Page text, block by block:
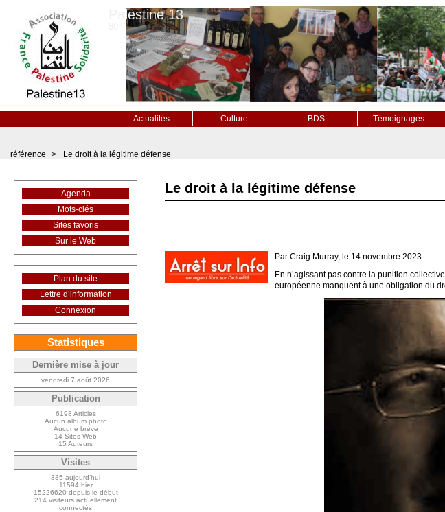
Palestine 13
Actualités Culture BDS Témoignages
référence
> Le droit à la légitime défense
Le droit à la légitime défense
Par Craig Murray, le 14 novembre 2023
En n’agissant pas contre la punition
européenne manquent à une obligation du
Agenda
Mots-clés
Sites favoris
Sur le Web
Plan du site
Lettre d’information
Connexion
Statistiques
Dernière mise à jour
vendredi 7 août 2026
Publication
6198 Articles
Aucun album photo
Aucune brève
14 Sites Web
15 Auteurs
Visites
335 aujourd’hui
11594 hier
15226620 depuis le début
214 visiteurs actuellement
connectés